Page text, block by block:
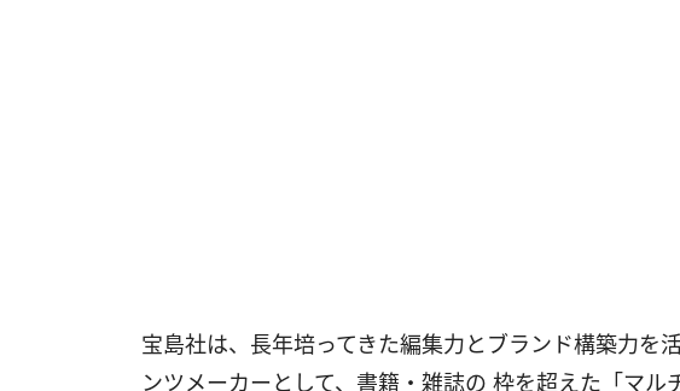
宝島社は、長年培ってきた編集力とブランド構築力を
ンツメーカーとして、書籍・雑誌の 枠を超えた「マル